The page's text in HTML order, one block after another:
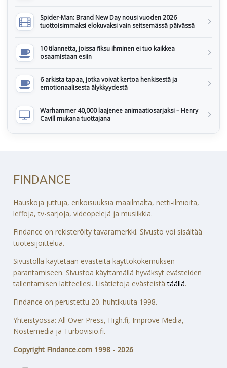
Spider-Man: Brand New Day nousi vuoden 2026
tuottoisimmaksi elokuvaksi vain seitsemässä päivässä
10 tilannetta, joissa fiksu ihminen ei tuo kaikkea
osaamistaan esiin
6 arkista tapaa, jotka voivat kertoa henkisestä ja
emotionaalisesta älykkyydestä
Warhammer 40,000 laajenee animaatiosarjaksi – Henry
Cavill mukana tuottajana
FINDANCE
Hauskoja juttuja, erikoisuuksia maailmalta, netti-ilmiöitä,
leffoja, tv-sarjoja, videopelejä ja musiikkia.
Findance on rekisteröity tavaramerkki. Sivusto voi sisältää
tuotesijoittelua.
Sivustolla käytetään evästeitä käyttökokemuksen
parantamiseen. Sivustoa käyttämällä hyväksyt evästeiden
tallentamisen laitteellesi. Lisätietoja evästeistätäällä.
Findance on perustettu 20. huhtikuuta 1998.
Yhteistyössä: All Over Press, High.fi, Improve Media,
Nostemedia ja Turbovisio.fi.
Copyright Findance.com 1998 - 2026